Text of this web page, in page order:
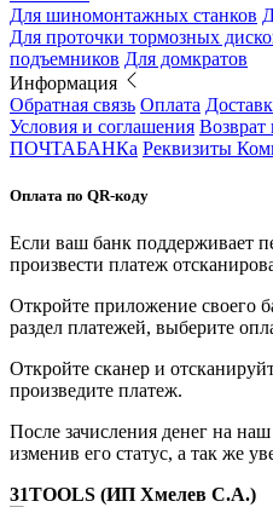
Для шиномонтажных станков
Для проточки тормозных
подъемников Для домкратов
Информация
Обратная связь Оплата
Условия и соглашения Возврат
ПОЧТАБАНКа Реквизиты
Оплата по QR-коду
Если ваш банк поддерживает
произвести платеж
Откройте приложение своего
раздел платежей, выберите
Откройте сканер и
произведите платеж.
После зачисления денег на
изменив его статус, а так же
31TOOLS (ИП Хмелев С.А.)